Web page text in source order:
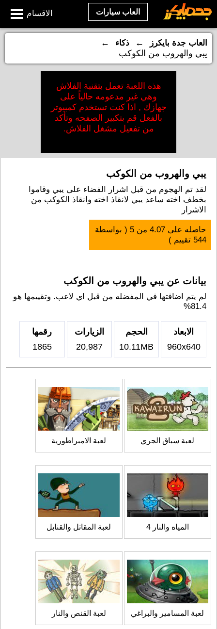
الاقسام العاب سيارات
العاب جدة بايكرز ← ذكاء
←
يبي والهروب من الكوكب
هذه اللعبة تعمل بتقنية الفلاش
وهي غير مدعومه حالياً على
جهازك , اذا كنت تستخدم كمبيوتر
بالفعل قم بتكبير الصفحه وتأكد
من تفعيل مشغل الفلاش.
يبي والهروب من الكوكب
لقد تم الهجوم من قبل اشرار الفضاء على يبي وقاموا
بخطف اخته ساعد يبي لانقاذ اخته وانقاذ الكوكب من
الاشرار
حاصله على4.07 من5 ( بواسطة
544 تقييم )
بيانات عن يبي والهروب من الكوكب
لم يتم اضافتها في المفضله من قبل اي لاعب. وتقييمها هو
81.4%
الابعاد
960x640
الحجم
10.11MB
الزيارات
20,987
رقمها
1865
لعبة سباق الجري لعبة الامبراطورية
المياه والنار 4 لعبة المقاتل والقنابل
لعبة المسامير والبراغي لعبة القنص والنار